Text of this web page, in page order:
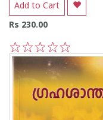
Add to Cart
Rs 230.00
5
4
3
2
1